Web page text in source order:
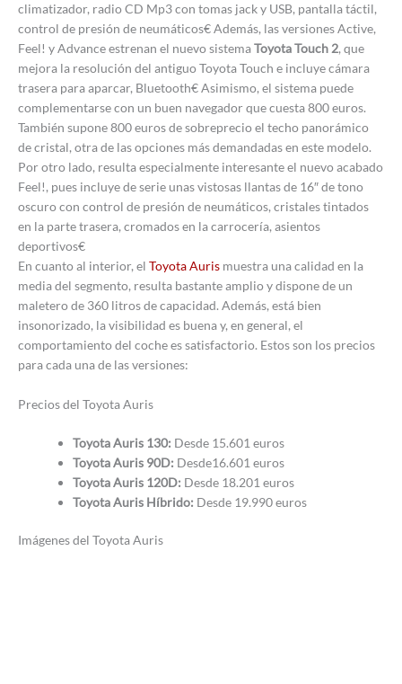
climatizador, radio CD Mp3 con tomas jack y USB, pantalla táctil,
control de presión de neumáticos€ Además, las versiones Active,
Feel! y Advance estrenan el nuevo sistemaToyota Touch 2, que
mejora la resolución del antiguo Toyota Touch e incluye cámara
trasera para aparcar, Bluetooth€ Asimismo, el sistema puede
complementarse con un buen navegador que cuesta 800 euros.
También supone 800 euros de sobreprecio el techo panorámico
de cristal, otra de las opciones más demandadas en este modelo.
Por otro lado, resulta especialmente interesante el nuevo acabado
Feel!, pues incluye de serie unas vistosas llantas de 16″ de tono
oscuro con control de presión de neumáticos, cristales tintados
en la parte trasera, cromados en la carrocería, asientos
deportivos€
En cuanto al interior, el Toyota Auris muestra una calidad en la
media del segmento, resulta bastante amplio y dispone de un
maletero de 360 litros de capacidad. Además, está bien
insonorizado, la visibilidad es buena y, en general, el
comportamiento del coche es satisfactorio. Estos son los precios
para cada una de las versiones:
Precios del Toyota Auris
Toyota Auris 130: Desde 15.601 euros
Toyota Auris 90D: Desde16.601 euros
Toyota Auris 120D: Desde 18.201 euros
Toyota Auris Híbrido: Desde 19.990 euros
Imágenes del Toyota Auris